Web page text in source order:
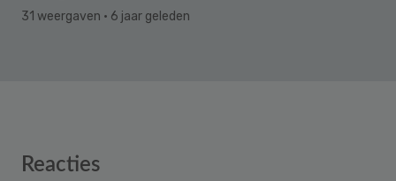
31 weergaven · 6 jaar geleden
Reader
Reacties